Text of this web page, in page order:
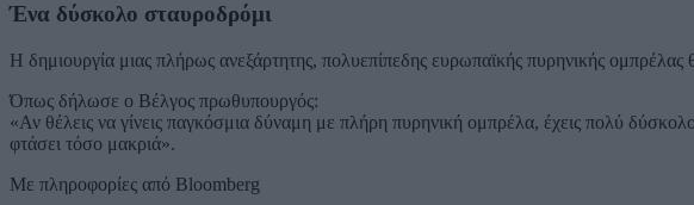
Ένα δύσκολο σταυροδρόμι
Η δημιουργία μιας πλήρως ανεξάρτητης, πολυεπίπεδης ευρωπαϊκής πυρηνικής ομπρέλας
Όπως δήλωσε ο Βέλγος πρωθυπουργός:
«Αν θέλεις να γίνεις παγκόσμια δύναμη με πλήρη πυρηνική ομπρέλα, έχεις πολύ
φτάσει τόσο μακριά».
Με πληροφορίες από Bloomberg